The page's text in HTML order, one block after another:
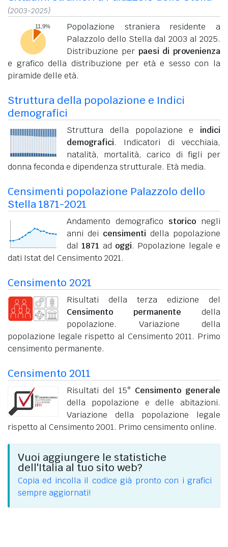
(2003-2025)
Popolazione straniera residente a
Palazzolo dello Stella dal 2003 al 2025.
Distribuzione per paesi di provenienza
e grafico della distribuzione per età e sesso con la
piramide delle età.
Struttura della popolazione e Indici
demografici
Struttura della popolazione e indici
demografici. Indicatori di vecchiaia,
natalità, mortalità, carico di figli per
donna feconda e dipendenza strutturale. Età media.
Censimenti popolazione Palazzolo dello
Stella 1871-2021
Andamento demografico storico negli
anni dei censimenti della popolazione
dal1871 ad oggi. Popolazione legale e
dati Istat del Censimento 2021.
Censimento 2021
Risultati della terza edizione del
Censimento permanente della
popolazione. Variazione della
popolazione legale rispetto al Censimento 2011. Primo
censimento permanente.
Censimento 2011
Risultati del 15° Censimento generale
della popolazione e delle abitazioni.
Variazione della popolazione legale
rispetto al Censimento 2001. Primo censimento online.
Vuoi aggiungere le statistiche
dell'Italia al tuo sito web?
Copia ed incolla il codice già pronto con i grafici
sempre aggiornati!